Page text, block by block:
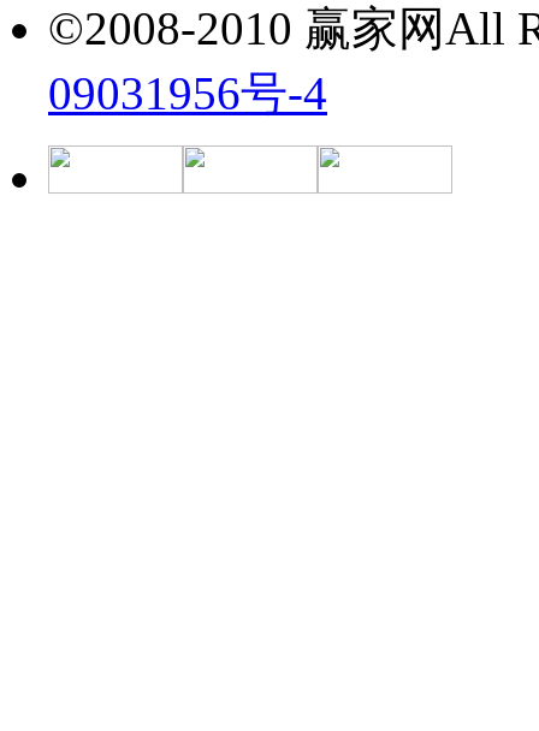
©2008-2010 赢家网All
09031956号-4